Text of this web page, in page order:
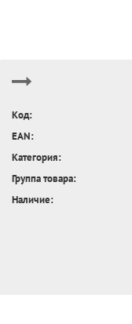
Код:
EAN:
Категория:
Группа товара:
Наличие: